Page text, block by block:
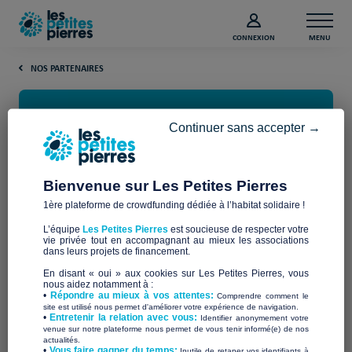
CONNEXION MENU
NOS PARTENAIRES
La Fondation SOMFY
Les Petites Pierres, une initiative de la
Fondation SOMFY
Fondation SOMFYa créé Les Petites Pierres en 2013, pour
répondre aux besoins de financement des associations. Né
Bienvenue sur Les Petites Pierres
1ère plateforme de crowdfunding dédiée à l’habitat solidaire !
L’équipe Les Petites Pierres est soucieuse de respecter votre
vie privée tout en accompagnant au mieux les associations
dans leurs projets de financement.
En disant « oui » aux cookies sur Les Petites Pierres, vous
nous aidez notamment à :
• Répondre au mieux à vos attentes:Comprendre comment le
site est utilisé nous permet d'améliorer votre expérience de navigation.
•Entretenir la relation avec vous: Identifier anonymement votre
venue sur notre plateforme nous permet de vous tenir informé(e) de nos
actualités.
Continuer sans accepter →